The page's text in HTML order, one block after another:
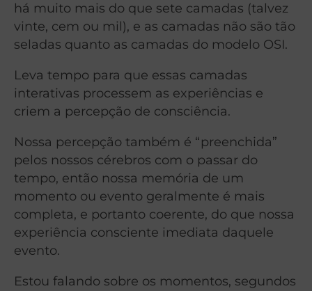
há muito mais do que sete camadas (talvez
vinte, cem ou mil), e as camadas não são tão
seladas quanto as camadas do modelo OSI.
Leva tempo para que essas camadas
interativas processem as experiências e
criem a percepção de consciência.
Nossa percepção também é “preenchida”
pelos nossos cérebros com o passar do
tempo, então nossa memória de um
momento ou evento geralmente é mais
completa, e portanto coerente, do que nossa
experiência consciente imediata daquele
evento.
Estou falando sobre os momentos, segundos